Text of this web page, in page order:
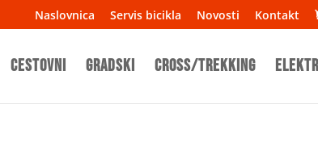
Naslovnica Servis bicikla Novosti Kontakt
Cestovni Gradski Cross/Trekking